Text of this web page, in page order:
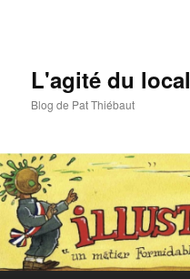
L'agité du local
Blog de Pat Thiébaut